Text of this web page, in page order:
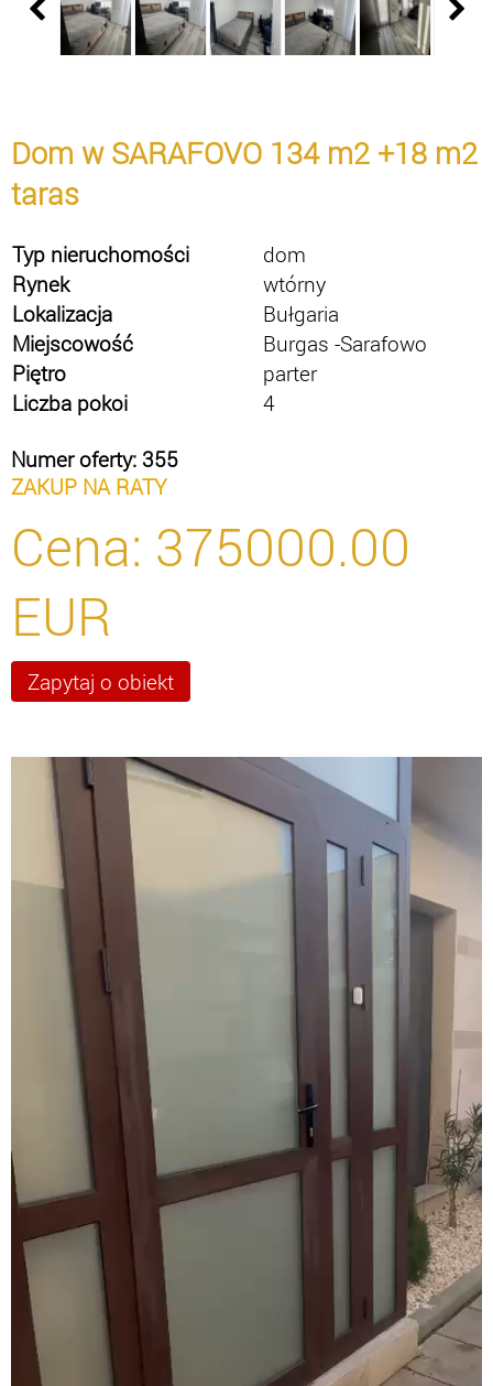
Dom w SARAFOVO 134 m2 +18 m2
taras
Typ nieruchomości
dom
Rynek
wtórny
Lokalizacja
Bułgaria
Miejscowość
Burgas -Sarafowo
Piętro
parter
Liczba pokoi
4
Numer oferty: 355
ZAKUP NA RATY
Cena: 375000.00
EUR